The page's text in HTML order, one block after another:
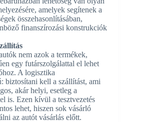
amelyek segítenek a
összehasonlításában,
finanszírozási konstrukciók
nem azok a termékek,
egy futárszolgálattal el lehet
A logisztika
biztosítani kell a szállítást, ami
akár helyi, esetleg a
is. Ezen kívül a tesztvezetés
lehet, hiszen sok vásárló
az autót vásárlás előtt.